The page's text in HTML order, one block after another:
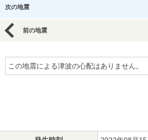
次の地震
前の地震
この地震による津波の心配はありません。